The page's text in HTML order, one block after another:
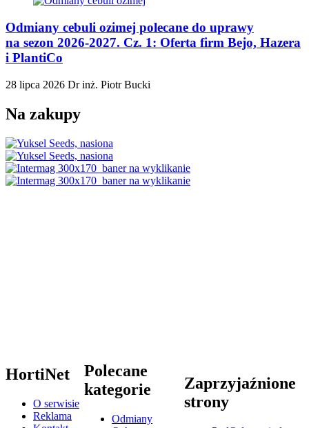
Odmiany cebuli ozimej polecane do uprawy
na sezon 2026-2027. Cz. 1: Oferta firm Bejo, Hazera
i PlantiCo
28 lipca 2026 Dr inż. Piotr Bucki
Na zakupy
HortiNet
O serwisie
Reklama
Polecane
kategorie
Odmiany
Zaprzyjaźnione
strony